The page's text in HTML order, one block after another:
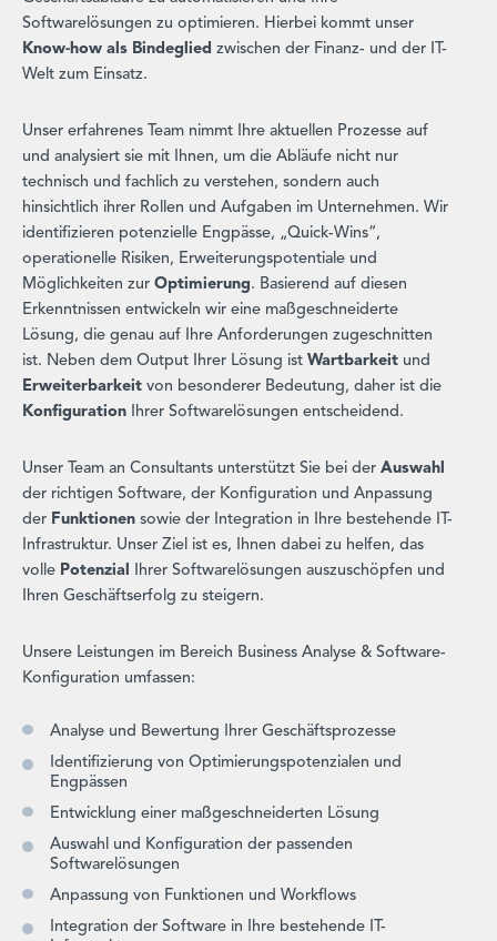
Softwarelösungen zu optimieren. Hierbei kommt unser
Know-how als Bindeglied zwischen der Finanz- und der IT-
Welt zum Einsatz.
Unser erfahrenes Team nimmt Ihre aktuellen Prozesse auf
und analysiert sie mit Ihnen, um die Abläufe nicht nur
technisch und fachlich zu verstehen, sondern auch
hinsichtlich ihrer Rollen und Aufgaben im Unternehmen. Wir
identifizieren potenzielle Engpässe, „Quick-Wins“,
operationelle Risiken, Erweiterungspotentiale und
Möglichkeiten zur Optimierung. Basierend auf diesen
Erkenntnissen entwickeln wir eine maßgeschneiderte
Lösung, die genau auf Ihre Anforderungen zugeschnitten
ist. Neben dem Output Ihrer Lösung ist Wartbarkeit und
Erweiterbarkeit von besonderer Bedeutung, daher ist die
Konfiguration Ihrer Softwarelösungen entscheidend.
Unser Team an Consultants unterstützt Sie bei der Auswahl
der richtigen Software, der Konfiguration und Anpassung
der Funktionen sowie der Integration in Ihre bestehende IT-
Infrastruktur. Unser Ziel ist es, Ihnen dabei zu helfen, das
volle Potenzial
Ihrer Softwarelösungen auszuschöpfen und
Ihren Geschäftserfolg zu steigern.
Unsere Leistungen im Bereich Business Analyse & Software-
Konfiguration umfassen:
Analyse und Bewertung Ihrer Geschäftsprozesse
Identifizierung von Optimierungspotenzialen und
Engpässen
Entwicklung einer maßgeschneiderten Lösung
Auswahl und Konfiguration der passenden
Softwarelösungen
Anpassung von Funktionen und Workflows
Integration der Software in Ihre bestehende IT-